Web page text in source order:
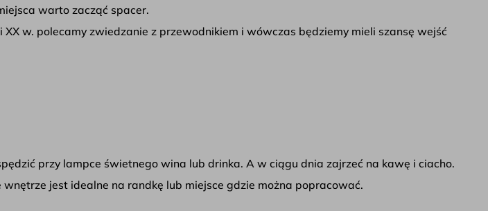
warto zacząć spacer.
XX w. polecamy zwiedzanie z przewodnikiem i wówczas będziemy mieli szansę wejść
przy lampce świetnego wina lub drinka. A w ciągu dnia zajrzeć na kawę i ciacho.
jest idealne na randkę lub miejsce gdzie można popracować.